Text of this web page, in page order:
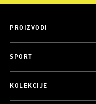
PROIZVODI
SPORT
KOLEKCIJE